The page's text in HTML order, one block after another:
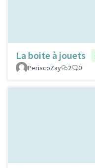
La boite à jouets
PeriscoZay
2 0